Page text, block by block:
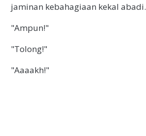
jaminan kebahagiaan kekal abadi.
"Ampun!"
"Tolong!"
"Aaaakh!"